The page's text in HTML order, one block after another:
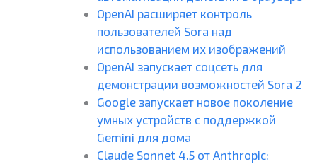
OpenAI расширяет контроль
пользователей Sora над
использованием их изображений
OpenAI запускает соцсеть для
демонстрации возможностей Sora 2
Google запускает новое поколение
умных устройств с поддержкой
Gemini для дома
Claude Sonnet 4.5 от Anthropic: